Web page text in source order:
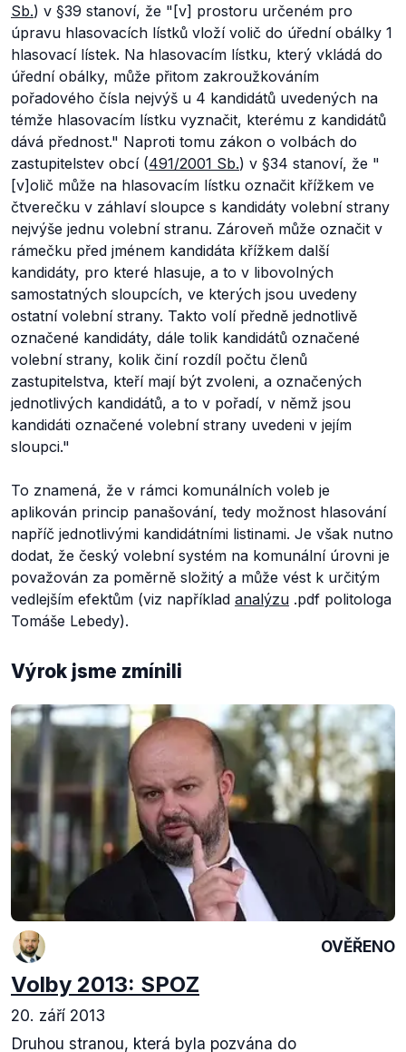
Sb.) v §39 stanoví, že "[v] prostoru určeném pro
úpravu hlasovacích lístků vloží volič do úřední obálky 1
hlasovací lístek. Na hlasovacím lístku, který vkládá do
úřední obálky, může přitom zakroužkováním
pořadového čísla nejvýš u 4 kandidátů uvedených na
témže hlasovacím lístku vyznačit, kterému z kandidátů
dává přednost." Naproti tomu zákon o volbách do
zastupitelstev obcí (491/2001 Sb.) v §34 stanoví, že "
[v]olič může na hlasovacím lístku označit křížkem ve
čtverečku v záhlaví sloupce s kandidáty volební strany
nejvýše jednu volební stranu. Zároveň může označit v
rámečku před jménem kandidáta křížkem další
kandidáty, pro které hlasuje, a to v libovolných
samostatných sloupcích, ve kterých jsou uvedeny
ostatní volební strany. Takto volí předně jednotlivě
označené kandidáty, dále tolik kandidátů označené
volební strany, kolik činí rozdíl počtu členů
zastupitelstva, kteří mají být zvoleni, a označených
jednotlivých kandidátů, a to v pořadí, v němž jsou
kandidáti označené volební strany uvedeni v jejím
sloupci."
To znamená, že v rámci komunálních voleb je
aplikován princip panašování, tedy možnost hlasování
napříč jednotlivými kandidátními listinami. Je však nutno
dodat, že český volební systém na komunální úrovni je
považován za poměrně složitý a může vést k určitým
vedlejším efektům (viz například analýzu .pdf politologa
Tomáše Lebedy).
Výrok jsme zmínili
OVĚŘENO
Volby 2013: SPOZ
20. září 2013
Druhou stranou, která byla pozvána do